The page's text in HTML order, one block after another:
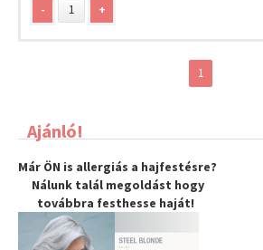
- +
1
Ajánló!
Már ÖN is allergiás a hajfestésre?
Nálunk talál megoldást hogy
továbbra festhesse haját!